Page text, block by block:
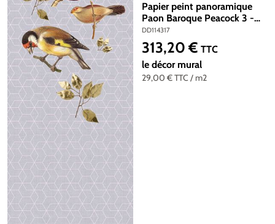
Papier peint panoramique
Paon Baroque Peacock 3 -
Référence DD114317 - Intissé
200g/m2 - Standard 400 x
270
DD114317
29,00 €TTC / m2
Prix régulier :
313,20 € TTC
le décor mural